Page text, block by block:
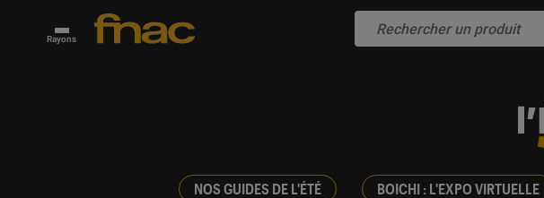
Rayons
NOS GUIDES DE L'ÉTÉ BOICHI : L'EXPO VIRTUELLE